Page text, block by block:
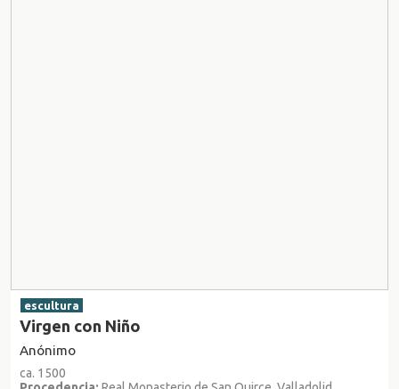
escultura
Virgen con Niño
Anónimo
ca. 1500